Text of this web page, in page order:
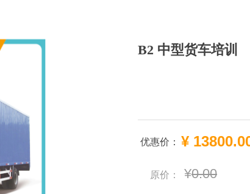
B2 中型货车培训
优惠价： ¥
原价： ¥0.00